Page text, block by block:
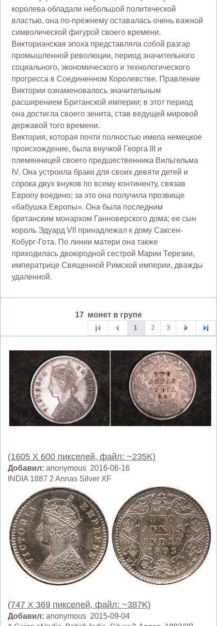
королева обладали небольшой политической
властью, она по-прежнему оставалась очень важной
символической фигурой своего времени.
Викторианская эпоха представляла собой разгар
промышленной революции, период значительного
социального, экономического и технологического
прогресса в Соединенном Королевстве. Правление
Виктории ознаменовалось значительным
расширением Британской империи; в этот период
она достигла своего зенита, став ведущей мировой
державой того времени.
Виктория, которая почти полностью имела немецкое
происхождение, была внучкой Георга III и
племянницей своего предшественника Вильгельма
IV. Она устроила браки для своих девяти детей и
сорока двух внуков по всему континенту, связав
Европу воедино; за это она получила прозвище
«бабушка Европы». Она была последним
британским монархом Ганноверского дома; ее сын
король Эдуард VII принадлежал к дому Саксен-
Кобург-Гота. По линии матери она также
приходилась двоюродной сестрой Марии Терезии,
императрице Священной Римской империи, дважды
удаленной.
17 монет в групе
1 2 3
(1605 X 600 пикселей, файл: ~235K)
Добавил: anonymous 2016-06-16
INDIA 1887 2 Annas Silver XF
(747 X 369 пикселей, файл: ~387K)
Добавил: anonymous 2015-09-04